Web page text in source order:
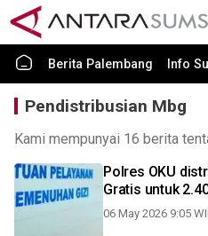
Berita Palembang Info
Pendistribusian Mbg
Kami mempunyai 16 berita
Polres OKU
Gratis untuk
06 May 2026 9:05